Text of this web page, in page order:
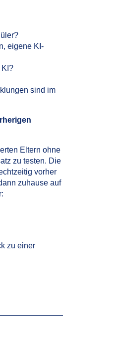
eigene KI-
sind im
Eltern ohne
zu testen. Die
vorher
zuhause auf
zu einer